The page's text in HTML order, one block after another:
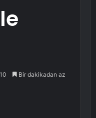
10 Bir dakikadan az